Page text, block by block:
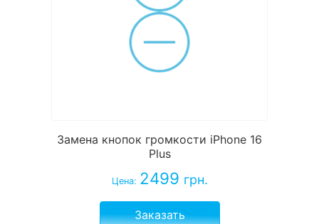
Замена кнопок громкости iPhone 16
Plus
Цена: 2499 грн.
Заказать